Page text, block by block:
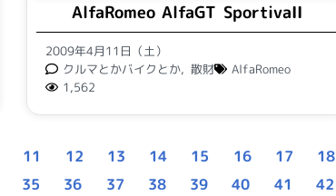
AlfaRomeo AlfaGT SportivaII
2009年4月11日（土）
クルマとかバイクとか, 散財
AlfaRomeo
1,562
11 12 13 14 15 16 17 18
35 36 37 38 39 40 41 42